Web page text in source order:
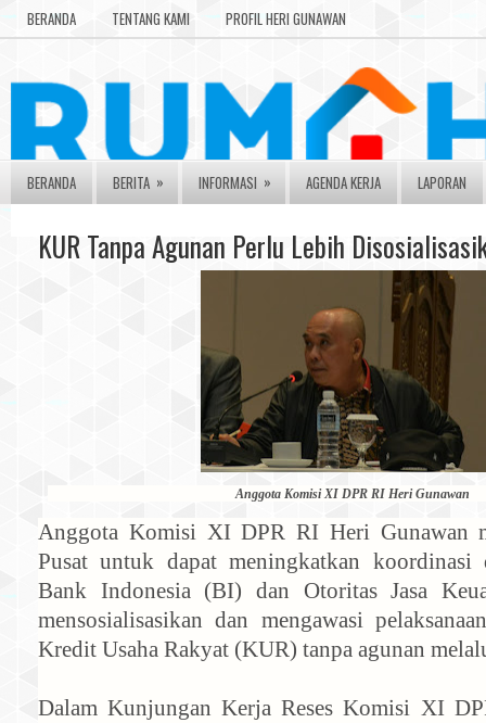
BERANDA TENTANG KAMI PROFIL HERI GUNAWAN
BERANDA BERITA » INFORMASI » AGENDA KERJA LAPORAN
KUR Tanpa Agunan Perlu Lebih
Anggota Komisi XI DPR RI Heri Gunawan
Anggota Komisi XI DPR RI Heri Gunawan
Pusat untuk dapat meningkatkan koordinasi
Bank Indonesia (BI) dan Otoritas Jasa
mensosialisasikan dan mengawasi
Kredit Usaha Rakyat (KUR) tanpa agunan
Dalam Kunjungan Kerja Reses Komisi XI